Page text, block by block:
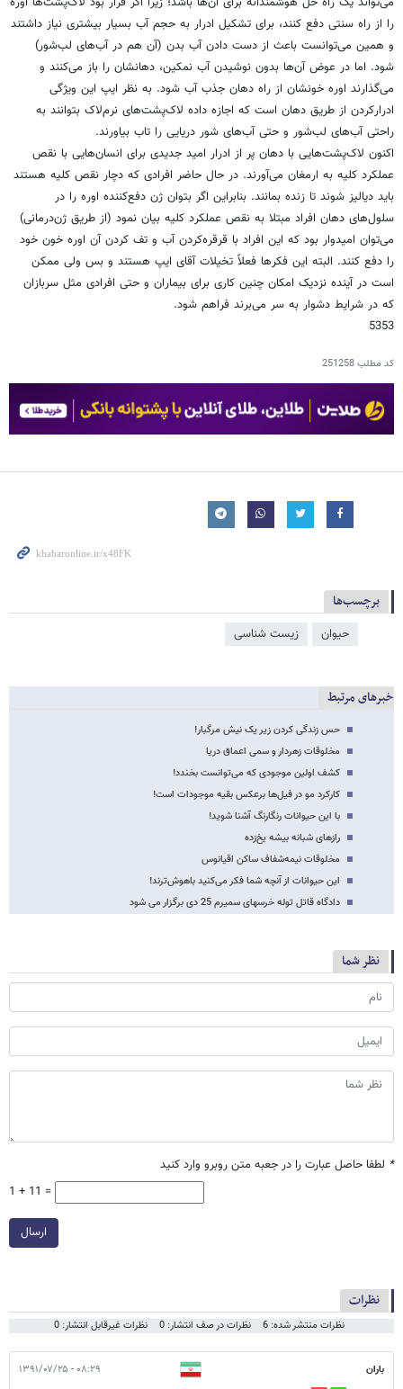
را از راه سنتی دفع کنند، برای تشکیل ادرار به حجم آب بسیار بیشتری نیاز داشتند
و همین می‌توانست باعث از دست دادن آب بدن (آن هم در آب‌های لب‌شور)
شود. اما در عوض آن‌ها بدون نوشیدن آب نمکین، دهانشان را باز می‌کنند و
می‌گذارند اوره خونشان از راه دهان جذب آب شود. به نظر ایپ این ویژگی
ادرارکردن از طریق دهان است که اجازه داده لاک‌پشت‌های نرم‌لاک بتوانند به
راحتی آب‌های لب‌شور و حتی آب‌های شور دریایی را تاب بیاورند.
اکنون لاک‌پشت‌هایی با دهان پر از ادرار امید جدیدی برای انسان‌هایی با نقص
عملکرد کلیه به ارمغان می‌آورند. در حال حاضر افرادی که دچار نقص کلیه هستند
باید دیالیز شوند تا زنده بمانند. بنابراین اگر بتوان ژن دفع‌کننده اوره را در
سلول‌های دهان افراد مبتلا به نقص عملکرد کلیه بیان نمود (از طریق ژن‌درمانی)
می‌توان امیدوار بود که این افراد با قرقره‌کردن آب و تف کردن آن اوره خون خود
را دفع کنند. البته این فکرها فعلاً تخیلات آقای ایپ هستند و بس ولی ممکن
است در آینده نزدیک امکان چنین کاری برای بیماران و حتی افرادی مثل سربازان
که در شرایط دشوار به سر می‌برند فراهم شود.
5353
کد مطلب251258
برچسب‌ها
حیوان زیست شناسی
خبرهای مرتبط
حس زندگی کردن زیر یک نیش مرگبار!
مخلوقات زهردار و سمی اعماق دریا
کشف اولین موجودی که می‌توانست بخندد!
کارکرد مو در فیل‌ها برعکس بقیه موجودات است!
با این حیوانات رنگارنگ آشنا شوید!
رازهای شبانه بیشه یخ‌زده
مخلوقات نیمه‌شفاف ساکن اقیانوس
این حیوانات از آنچه شما فکر می‌کنید باهوش‌ترند!
دادگاه قاتل توله خرسهای سمیرم 25 دی برگزار می شود
نظر شما
* لطفا حاصل عبارت را در جعبه متن روبرو وارد کنید
1 + 11 =
ارسال
نظرات
نظرات منتشر شده: 6 نظرات در صف انتشار: 0 نظرات غیرقابل انتشار: 0
باران ۰۸:۲۹ - ۱۳۹۱/۰۷/۲۵